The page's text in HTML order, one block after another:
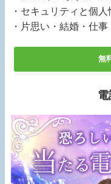
・セキュリティと個
・片思い・結婚・仕
無
電